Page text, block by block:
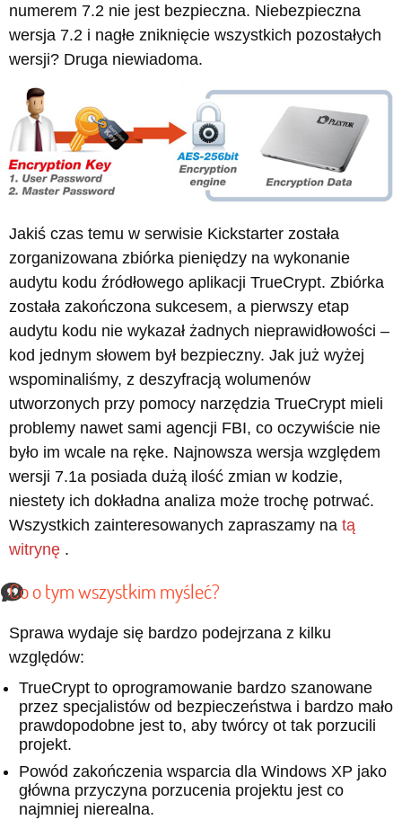
numerem 7.2 nie jest bezpieczna. Niebezpieczna
wersja 7.2 i nagłe zniknięcie wszystkich pozostałych
wersji? Druga niewiadoma.
Jakiś czas temu w serwisie Kickstarter została
zorganizowana zbiórka pieniędzy na wykonanie
audytu kodu źródłowego aplikacji TrueCrypt. Zbiórka
została zakończona sukcesem, a pierwszy etap
audytu kodu nie wykazał żadnych nieprawidłowości –
kod jednym słowem był bezpieczny. Jak już wyżej
wspominaliśmy, z deszyfracją wolumenów
utworzonych przy pomocy narzędzia TrueCrypt mieli
problemy nawet sami agencji FBI, co oczywiście nie
było im wcale na ręke. Najnowsza wersja względem
wersji 7.1a posiada dużą ilość zmian w kodzie,
niestety ich dokładna analiza może trochę potrwać.
Wszystkich zainteresowanych zapraszamy na tą
witrynę .
Co o tym wszystkim myśleć?
Sprawa wydaje się bardzo podejrzana z kilku
względów:
TrueCrypt to oprogramowanie bardzo szanowane
przez specjalistów od bezpieczeństwa i bardzo mało
prawdopodobne jest to, aby twórcy ot tak porzucili
projekt.
Powód zakończenia wsparcia dla Windows XP jako
główna przyczyna porzucenia projektu jest co
najmniej nierealna.